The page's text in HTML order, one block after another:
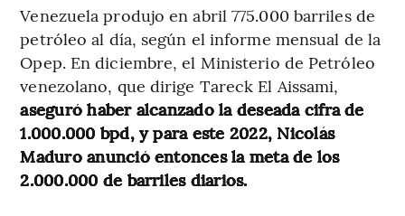
Venezuela produjo en abril 775.000 barriles de
petróleo al día, según el informe mensual de la
Opep. En diciembre, el Ministerio de Petróleo
venezolano, que dirige Tareck El Aissami,
aseguró haber alcanzado la deseada cifra de
1.000.000 bpd, y para este 2022, Nicolás
Maduro anunció entonces la meta de los
2.000.000 de barriles diarios.